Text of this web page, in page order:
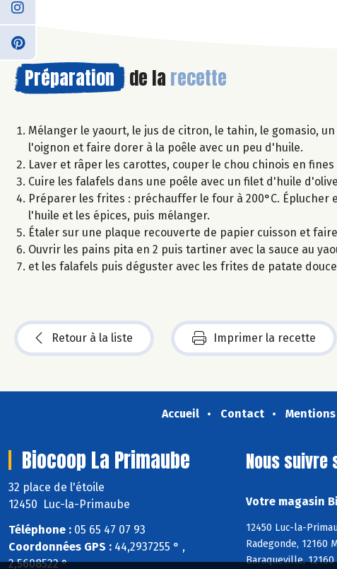
Préparation de la recette
Mélanger le yaourt, le jus de citron, le tahin, le gomasio,
l'oignon et faire dorer à la poêle avec un peu d'huile.
Laver et râper les carottes, couper le chou chinois en fines
Cuire les falafels dans une poêle avec un filet d'huile
Préparer les frites : préchauffer le four à 200°C.
l'huile et les épices, puis mélanger.
Étaler sur une plaque recouverte de papier cuisson et
Ouvrir les pains pita en 2 puis tartiner avec la sauce au
et les falafels puis déguster avec les frites de patate
Retour à la liste Imprimer la recette
Accueil Contact
Biocoop La Primaube
32 place de l'étoile
12450 Luc-la-Primaube
Téléphone : 05 65 47 07 93
Coordonnées GPS : 44,2937255 ° ,
2,5608522 °
Nous suivre
Votre magasin
12450 Luc-la-
Radegonde, 12160
Baraqueville, 12160